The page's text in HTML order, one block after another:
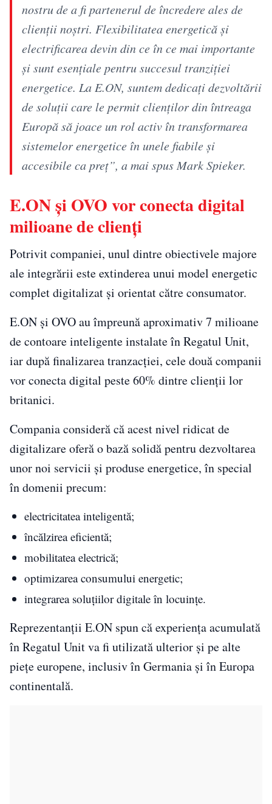
nostru de a fi partenerul de încredere ales de
clienții noștri. Flexibilitatea energetică și
electrificarea devin din ce în ce mai importante
și sunt esențiale pentru succesul tranziției
energetice. La E.ON, suntem dedicați dezvoltării
de soluții care le permit clienților din întreaga
Europă să joace un rol activ în transformarea
sistemelor energetice în unele fiabile și
accesibile ca preț”, a mai spus Mark Spieker.
E.ON și OVO vor conecta digital
milioane de clienți
Potrivit companiei, unul dintre obiectivele majore
ale integrării este extinderea unui model energetic
complet digitalizat și orientat către consumator.
E.ON și OVO au împreună aproximativ 7 milioane
de contoare inteligente instalate în Regatul Unit,
iar după finalizarea tranzacției, cele două companii
vor conecta digital peste 60% dintre clienții lor
britanici.
Compania consideră că acest nivel ridicat de
digitalizare oferă o bază solidă pentru dezvoltarea
unor noi servicii și produse energetice, în special
în domenii precum:
electricitatea inteligentă;
încălzirea eficientă;
mobilitatea electrică;
optimizarea consumului energetic;
integrarea soluțiilor digitale în locuințe.
Reprezentanții E.ON spun că experiența acumulată
în Regatul Unit va fi utilizată ulterior și pe alte
piețe europene, inclusiv în Germania și în Europa
continentală.